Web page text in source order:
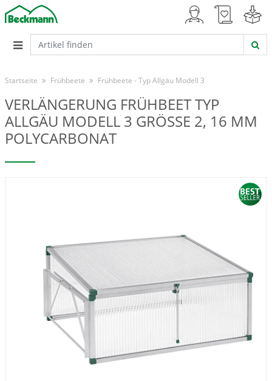
Startseite Frühbeete Frühbeete - Typ Allgäu Modell 3
VERLÄNGERUNG FRÜHBEET TYP
ALLGÄU MODELL 3 GRÖSSE 2, 16 MM P
OLYCARBONAT